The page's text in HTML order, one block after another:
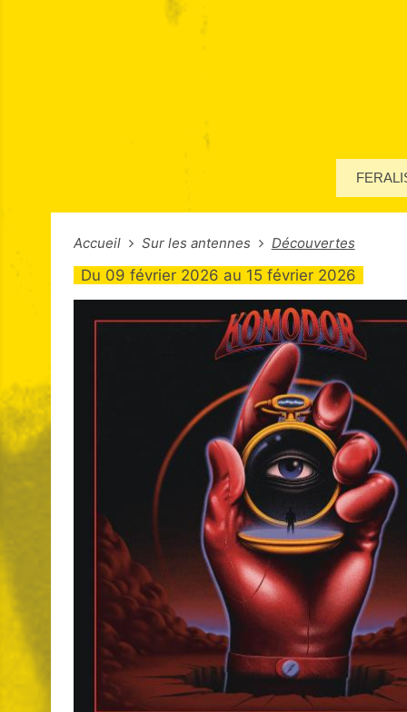
Accueil Sur les antennes Découvertes
Du 09 février 2026 au 15 février 2026